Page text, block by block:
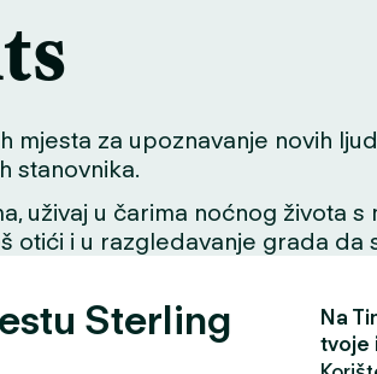
za upoznavanje novih
stanovnika.
uživaj u čarima noćnog života
otići i u razgledavanje grada
Sterling
Na
tvoje